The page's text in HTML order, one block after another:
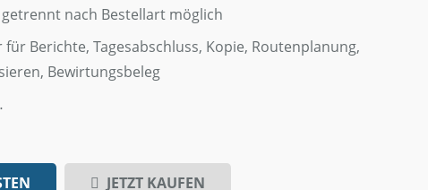
nach Bestellart möglich
Berichte, Tagesabschluss, Kopie, Routenplanung,
Bewirtungsbeleg
JETZT KAUFEN